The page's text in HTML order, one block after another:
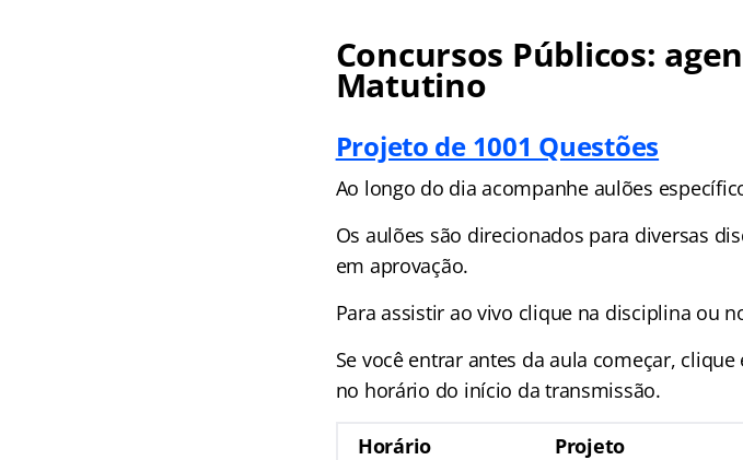
Concursos Públicos:
Matutino
Projeto de 1001 Questões
Ao longo do dia acompanhe aulões
Os aulões são direcionados para diversas
em aprovação.
Para assistir ao vivo clique na disciplina ou
Se você entrar antes da aula começar,
no horário do início da transmissão.
Horário Projeto